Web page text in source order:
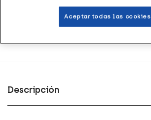
puntos Healthies
Descripción
Aceptar todas las cookies